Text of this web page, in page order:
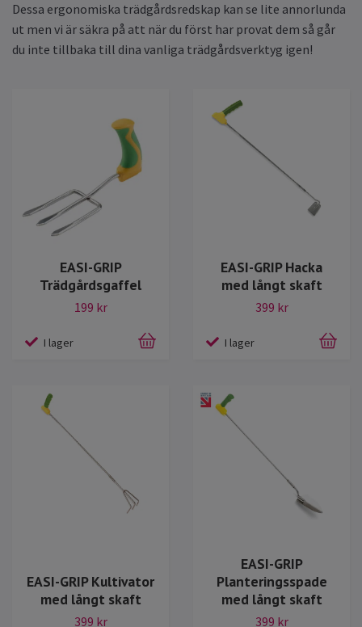
Dessa ergonomiska trädgårdsredskap kan se lite annorlunda
ut men vi är säkra på att när du först har provat dem så går
du inte tillbaka till dina vanliga trädgårdsverktyg igen!
EASI-GRIP
Trädgårdsgaffel
199 kr
I lager
EASI-GRIP Hacka
med långt skaft
399 kr
I lager
EASI-GRIP Kultivator
med långt skaft
399 kr
EASI-GRIP
Planteringsspade
med långt skaft
399 kr